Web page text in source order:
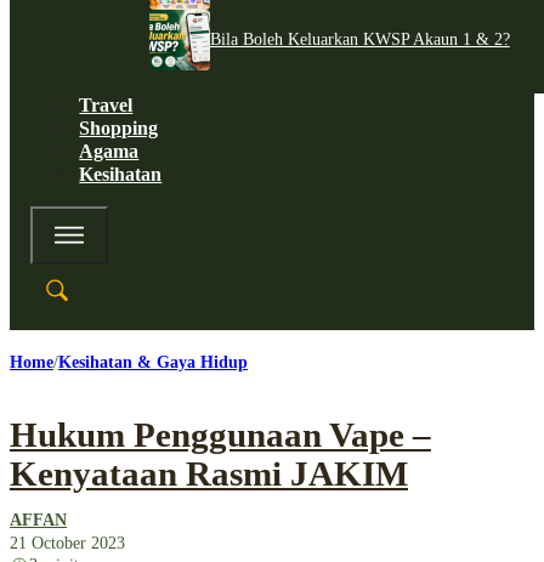
Bila Boleh Keluarkan KWSP Akaun 1 & 2?
Travel
Shopping
Agama
Kesihatan
Home Kesihatan & Gaya Hidup
Hukum Penggunaan Vape –
Kenyataan Rasmi JAKIM
AFFAN
21 October 2023